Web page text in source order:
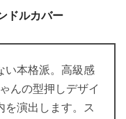
ドルカバー
い本格派。高級感
んの型押しデザイ
を演出します。ス